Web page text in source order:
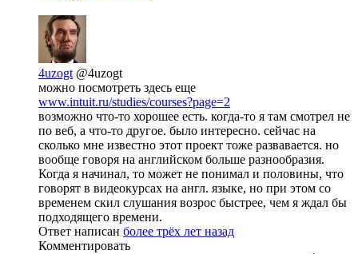
4uzogt @4uzogt
можно посмотреть здесь еще
www.intuit.ru/studies/courses?page=2
возможно что-то хорошее есть. когда-то я там смотрел не
по веб, а что-то другое. было интересно. сейчас на
сколько мне известно этот проект тоже развавается. но
вообще говоря на английском больше разнообразия.
Когда я начинал, то может не понимал и половины, что
говорят в видеокурсах на англ. языке, но при этом со
временем скил слушания возрос быстрее, чем я ждал бы
подходящего времени.
Ответ написан более трёх лет назад
Комментировать